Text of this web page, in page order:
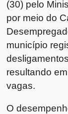
(30) pelo
por meio do
município
resultando
vagas.
O